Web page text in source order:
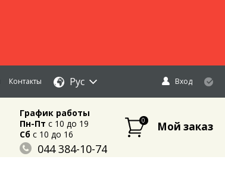
Контакты Рус Вход
График работы
Пн-Пт c 10 до 19
Сбc 10 до 16
044 384-10-74
0 Мой заказ